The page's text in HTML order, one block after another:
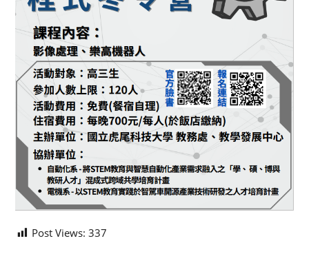
Post Views: 337